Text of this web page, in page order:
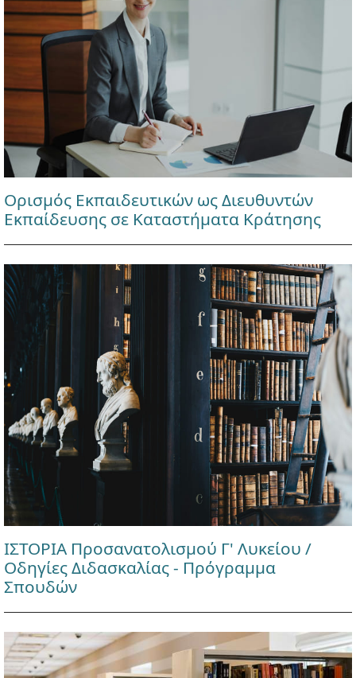
Ορισμός Εκπαιδευτικών ως Διευθυντών
Εκπαίδευσης σε Καταστήματα Κράτησης
ΙΣΤΟΡΙΑ Προσανατολισμού Γ' Λυκείου /
Οδηγίες Διδασκαλίας - Πρόγραμμα
Σπουδών